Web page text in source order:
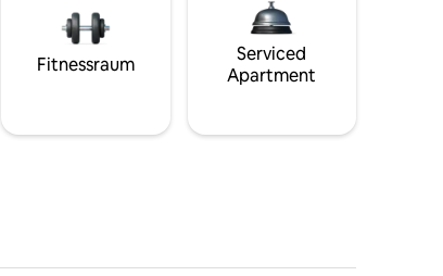
Fitnessraum
Serviced
Apartment